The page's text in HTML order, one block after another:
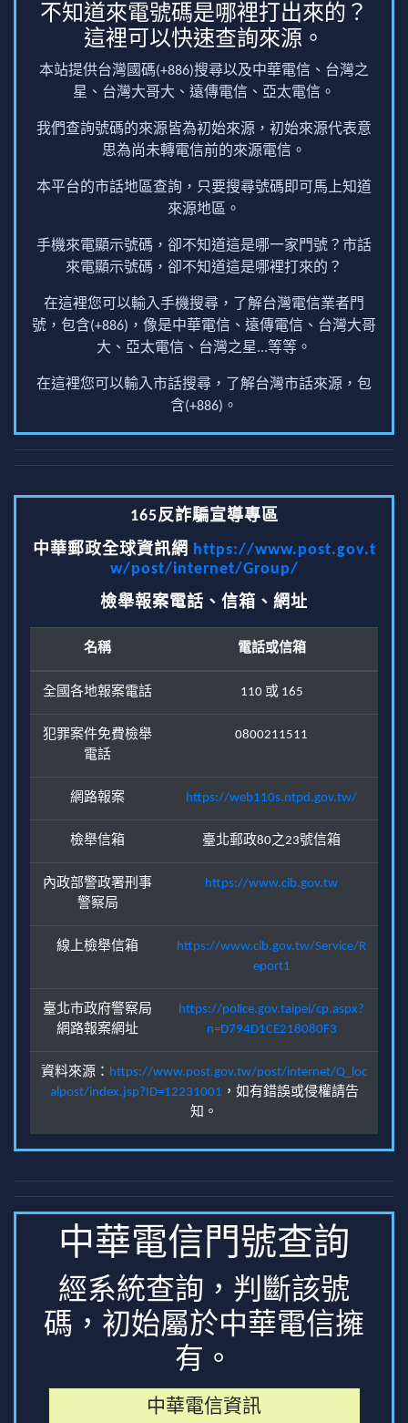
不知道來電號碼是哪裡打出來的？
這裡可以快速查詢來源。
本站提供台灣國碼(+886)搜尋以及中華電信、台灣之
星、台灣大哥大、遠傳電信、亞太電信。
我們查詢號碼的來源皆為初始來源，初始來源代表意
思為尚未轉電信前的來源電信。
本平台的市話地區查詢，只要搜尋號碼即可馬上知道
來源地區。
手機來電顯示號碼，卻不知道這是哪一家門號？市話
來電顯示號碼，卻不知道這是哪裡打來的？
在這裡您可以輸入手機搜尋，了解台灣電信業者門
號，包含(+886)，像是中華電信、遠傳電信、台灣大哥
大、亞太電信、台灣之星...等等。
在這裡您可以輸入市話搜尋，了解台灣市話來源，包
含(+886)。
165反詐騙宣導專區
中華郵政全球資訊網 https://www.post.gov.t
w/post/internet/Group/
檢舉報案電話、信箱、網址
名稱 電話或信箱
全國各地報案電話 110 或 165
犯罪案件免費檢舉
電話
0800211511
網路報案 https://web110s.ntpd.gov.tw/
檢舉信箱 臺北郵政80之23號信箱
內政部警政署刑事
警察局
https://www.cib.gov.tw
線上檢舉信箱
https://www.cib.gov.tw/Service/R
eport1
臺北市政府警察局
網路報案網址
https://police.gov.taipei/cp.aspx?
n=D794D1CE218080F3
資料來源： https://www.post.gov.tw/post/internet/Q_loc
alpost/index.jsp?ID=12231001 ，如有錯誤或侵權請告
知。
中華電信門號查詢
經系統查詢，判斷該號
碼，初始屬於中華電信擁
有。
中華電信資訊